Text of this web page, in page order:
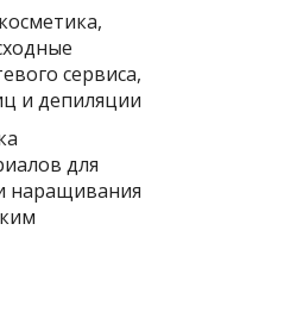
сервиса,
и депиляции
для
наращивания